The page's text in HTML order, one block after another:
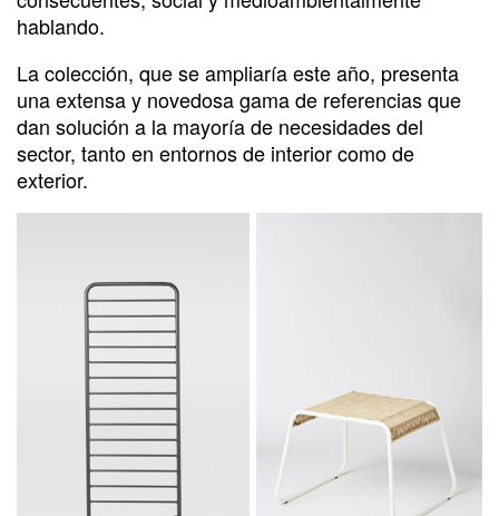
hablando.
La colección, que se ampliaría este año, presenta
una extensa y novedosa gama de referencias que
dan solución a la mayoría de necesidades del
sector, tanto en entornos de interior como de
exterior.